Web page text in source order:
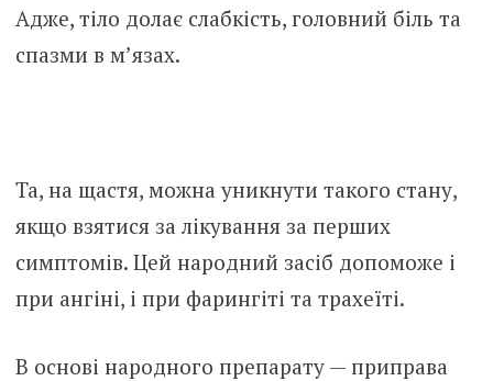
Адже, тіло долає слабкість, головний біль та
спазми в м’язах.
Та, на щастя, можна уникнути такого стану,
якщо взятися за лікування за перших
симптомів. Цей народний засіб допоможе і
при ангіні, і при фарингіті та трахеїті.
В основі народного препарату — приправа